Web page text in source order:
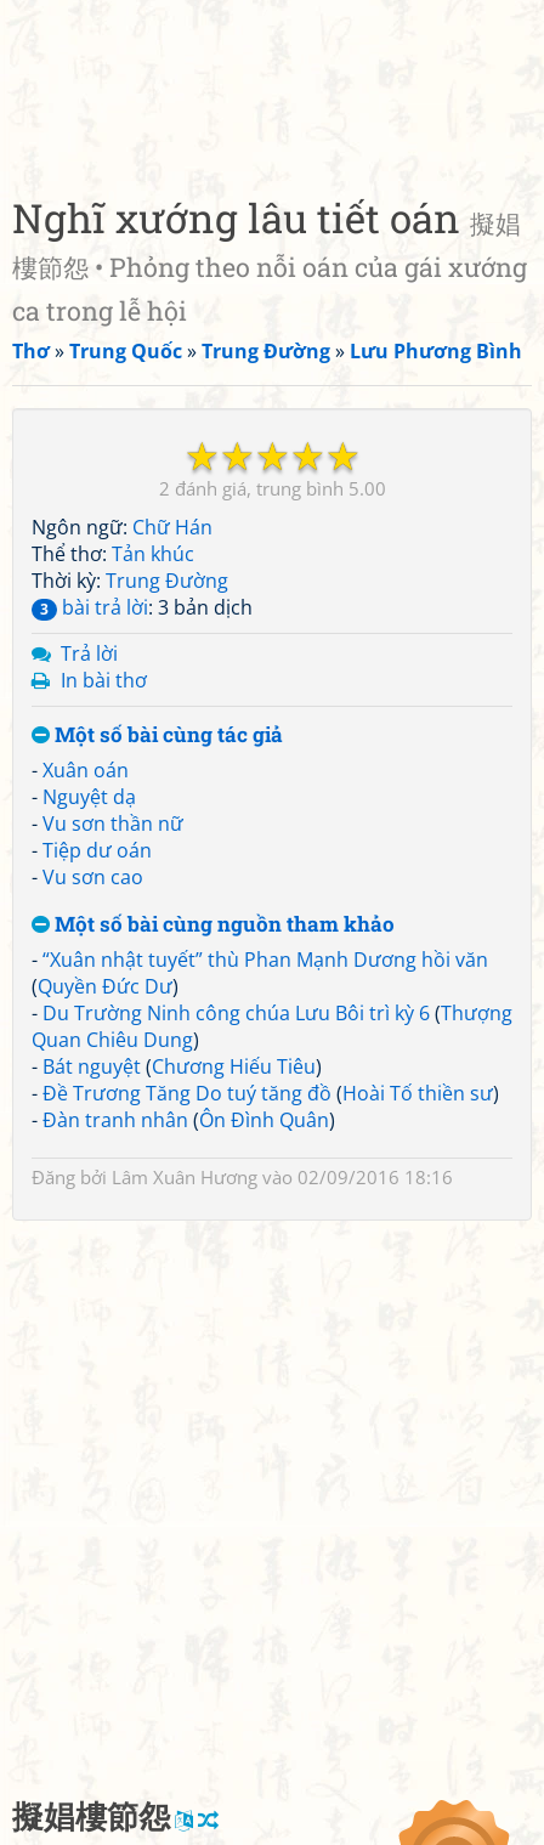
Nghĩ xướng lâu tiết oán 擬娼
樓節怨 • Phỏng theo nỗi oán của gái xướng
ca trong lễ hội
Thơ»Trung Quốc»Trung Đường» Lưu Phương Bình
☆
☆
☆
☆
☆
2 5.00
Ngôn ngữ: Chữ Hán
Thể thơ: Tản khúc
Thời kỳ: Trung Đường
3 bài trả lời: 3 bản dịch
Trả lời
In bài thơ
Một số bài cùng tác giả
-Xuân oán
- Nguyệt dạ
-Vu sơn thần nữ
-Tiệp dư oán
-Vu sơn cao
Một số bài cùng nguồn tham khảo
-“Xuân nhật tuyết” thù Phan Mạnh Dương hồi văn
(Quyền Đức Dư)
- Du Trường Ninh công chúa Lưu Bôi trì kỳ 6(Thượng
Quan Chiêu Dung)
- Bát nguyệt(Chương Hiếu Tiêu)
-Đề Trương Tăng Do tuý tăng đồ (Hoài Tố thiền sư)
-Đàn tranh nhân (Ôn Đình Quân)
Đăng bởi Lâm Xuân Hương vào 02/09/2016 18:16
擬娼樓節怨